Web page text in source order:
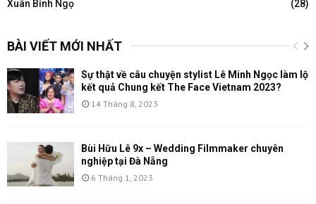
Xuân Bính Ngọ
(28)
BÀI VIẾT MỚI NHẤT
Sự thật về câu chuyện stylist Lê Minh Ngọc làm lộ
kết quả Chung kết The Face Vietnam 2023?
14 Tháng 8, 2023
Bùi Hữu Lê 9x – Wedding Filmmaker chuyên
nghiệp tại Đà Nẵng
6 Tháng 1, 2023